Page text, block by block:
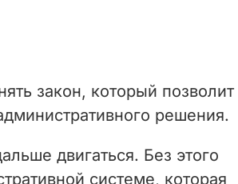
закон, который позволит
решения.
двигаться. Без этого
системе, которая